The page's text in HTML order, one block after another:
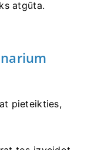
atgūta.
pieteikties,